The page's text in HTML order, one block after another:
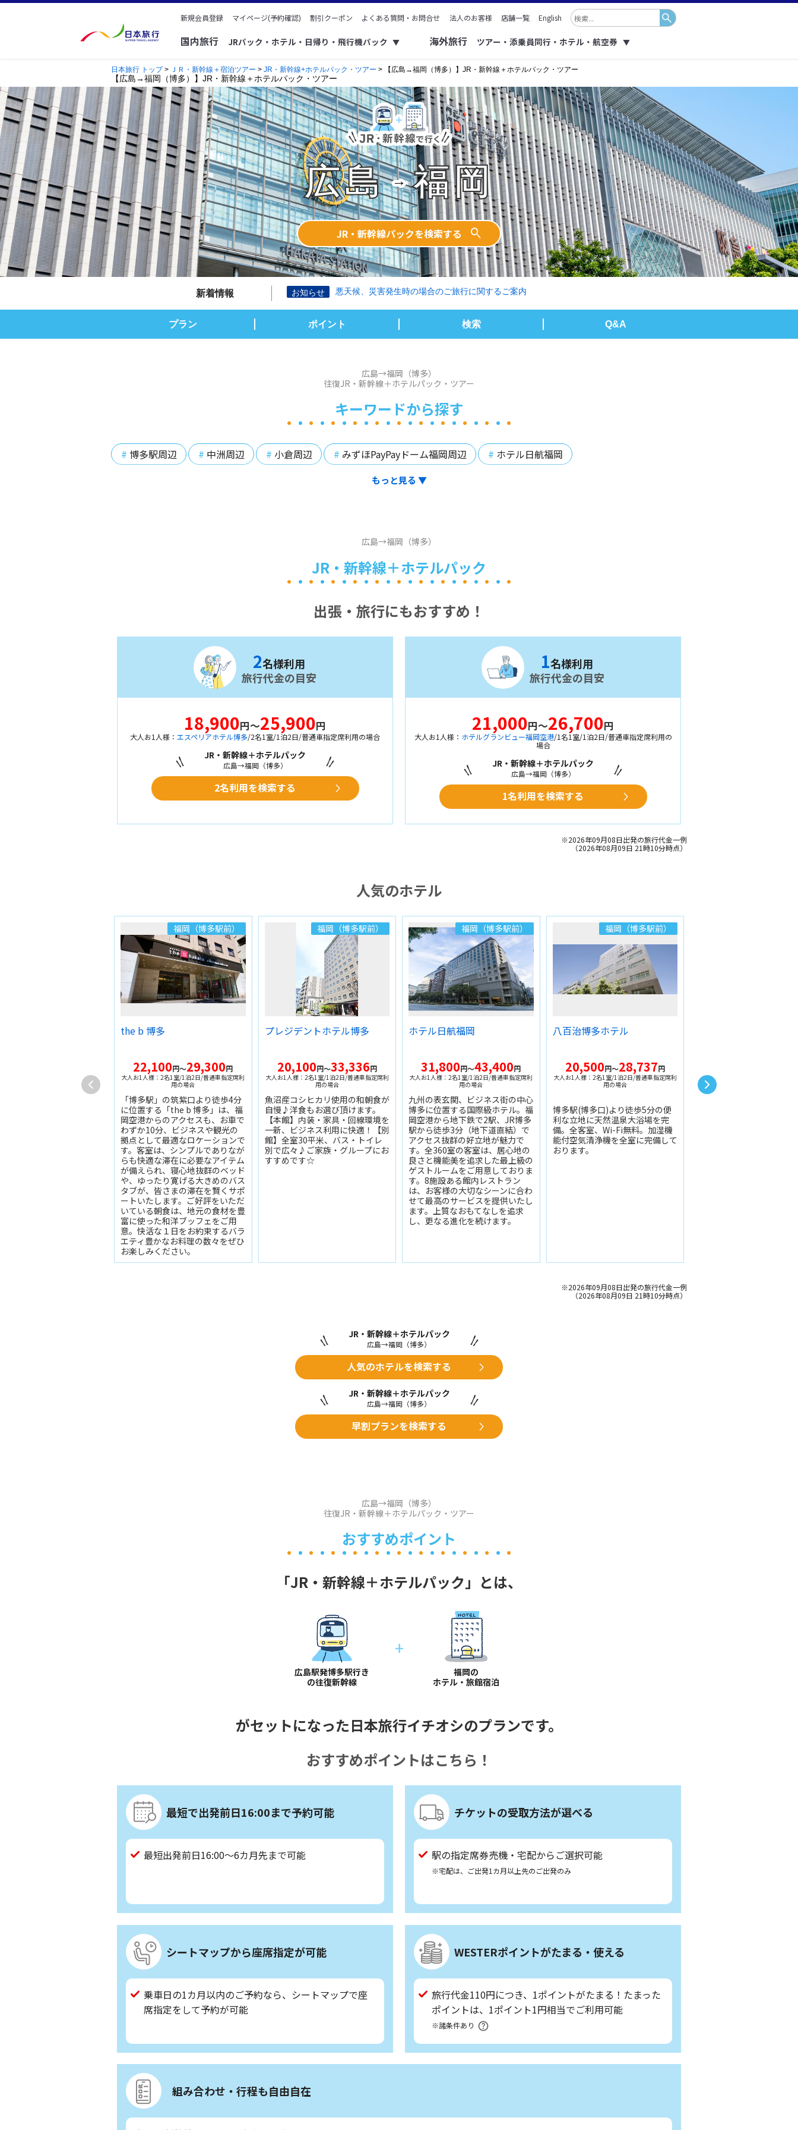
新規会員登録 マイページ(予約確認) 割引クーポン よくある質問・お問合せ 法人のお客様 店舗一覧 English
国内旅行 JRパック・ホテル・日帰り・飛行機パック ▼ 海外旅行 ツアー・添乗員同行・ホテル・航空券 ▼
日本旅行 トップ> ＪＲ・新幹線＋宿泊ツアー > JR・新幹線+ホテルパック・ツアー > 【広島→福岡（博多）】JR・新幹線＋ホテルパック・ツアー
【広島→福岡（博多）】JR・新幹線＋ホテルパック・ツアー
広島
→
福岡
JR・新幹線パックを検索する
新着情報 お知らせ 悪天候、災害発生時の場合のご旅行に関するご案内
プラン ポイント 検索 Q&A
広島→福岡（博多）
往復JR・新幹線＋ホテルパック・ツアー
キーワードから探す
博多駅周辺 中洲周辺 小倉周辺 みずほPayPayドーム福岡周辺 ホテル日航福岡
もっと見る ▼
広島→福岡（博多）
JR・新幹線＋ホテルパック
出張・旅行にもおすすめ！
2名様利用
旅行代金の目安
18,900円～25,900円
大人お1人様： エスペリアホテル博多/2名1室/1泊2日/普通車指定席利用の場合
JR・新幹線＋ホテルパック
広島→福岡（博多）
2名利用を検索する
1名様利用
旅行代金の目安
21,000円～26,700円
大人お1人様： ホテルグランビュー福岡空港/1名1室/1泊2日/普通車指定席利用の
場合
JR・新幹線＋ホテルパック
広島→福岡（博多）
1名利用を検索する
※2026年09月08日出発の旅行代金一例
（2026年08月09日 21時10分時点）
人気のホテル
福岡（博多駅前）
the b 博多
22,100円～29,300円
大人お1人様：2名1室/1泊2日/普通車指定席利
用の場合
「博多駅」の筑紫口より徒歩4分
に位置する「the b 博多」は、福
岡空港からのアクセスも、お車で
わずか10分、ビジネスや観光の
拠点として最適なロケーションで
す。客室は、シンプルでありなが
らも快適な滞在に必要なアイテム
が備えられ、寝心地抜群のベッド
や、ゆったり寛げる大きめのバス
タブが、皆さまの滞在を賢くサポ
ートいたします。ご好評をいただ
いている朝食は、地元の食材を豊
富に使った和洋ブッフェをご用
意。快活な１日をお約束するバラ
エティ豊かなお料理の数々をぜひ
お楽しみください。
福岡（博多駅前）
プレジデントホテル博多
20,100円～33,336円
大人お1人様：2名1室/1泊2日/普通車指定席利
用の場合
魚沼産コシヒカリ使用の和朝食が
自慢♪洋食もお選び頂けます。
【本館】内装・家具・回線環境を
一新、ビジネス利用に快適！【別
館】全室30平米、バス・トイレ
別で広々♪ご家族・グループにお
すすめです☆
福岡（博多駅前）
ホテル日航福岡
31,800円～43,400円
大人お1人様：2名1室/1泊2日/普通車指定席利
用の場合
九州の表玄関、ビジネス街の中心
博多に位置する国際級ホテル。福
岡空港から地下鉄で2駅、JR博多
駅から徒歩3分（地下道直結）で
アクセス抜群の好立地が魅力で
す。全360室の客室は、居心地の
良さと機能美を追求した最上級の
ゲストルームをご用意しておりま
す。8施設ある館内レストラン
は、お客様の大切なシーンに合わ
せて最高のサービスを提供いたし
ます。上質なおもてなしを追求
し、更なる進化を続けます。
福岡（博多駅前）
八百治博多ホテル
20,500円～28,737円
大人お1人様：2名1室/1泊2日/普通車指定席利
用の場合
博多駅(博多口)より徒歩5分の便
利な立地に天然温泉大浴場を完
備。全客室、Wi-Fi無料。加湿機
能付空気清浄機を全室に完備して
おります。
大人お1人様：2名1室/1泊2日/普通
※2026年09月08日出発の旅行代金一例
（2026年08月09日 21時10分時点）
JR・新幹線＋ホテルパック
広島→福岡（博多）
人気のホテルを検索する
JR・新幹線＋ホテルパック
広島→福岡（博多）
早割プランを検索する
広島→福岡（博多）
往復JR・新幹線＋ホテルパック・ツアー
おすすめポイント
「JR・新幹線＋ホテルパック」とは、
広島駅発博多駅行き
の往復新幹線
+
福岡の
ホテル・旅館宿泊
がセットになった日本旅行イチオシのプランです。
おすすめポイントはこちら！
最短で出発前日16:00まで予約可能
最短出発前日16:00～6カ月先まで可能
チケットの受取方法が選べる
駅の指定席券売機・宅配からご選択可能
※宅配は、ご出発1カ月以上先のご出発のみ
シートマップから座席指定が可能
乗車日の1カ月以内のご予約なら、シートマップで座
席指定をして予約が可能
WESTERポイントがたまる・使える
旅行代金110円につき、1ポイントがたまる！たまった
ポイントは、1ポイント1円相当でご利用可能
※諸条件あり
組み合わせ・行程も自由自在